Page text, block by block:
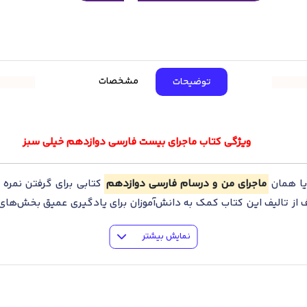
توضیحات مشخصات
ویژگی کتاب ماجرای بیست فارسی دوازدهم خیلی سبز
همان ماجرای من و درسام فارسی دوازدهم
مختلفی مانند درسنامه‌های کامل، ایستگاه آرایه و دستور، آزمون
در هر سطح علمی که باشد می‌تواند از این کتاب استفاده کند
نمایش بیشتر